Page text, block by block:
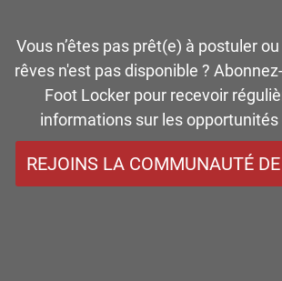
Vous n’êtes pas prêt(e) à postuler
rêves n'est pas disponible ?
Foot Locker pour recevoir
informations sur les opportunités
REJOINS LA COMMUNAUTÉ